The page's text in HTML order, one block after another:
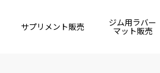
サプリメント販売 ジム用ラバー
マット販売